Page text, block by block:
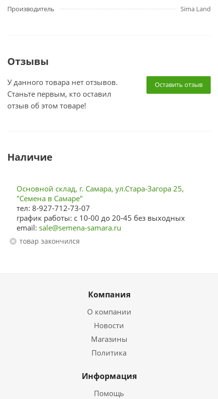
Производитель
Sima Land
Отзывы
Оставить отзыв
У данного товара нет отзывов.
Станьте первым, кто оставил
отзыв об этом товаре!
Наличие
Основной склад, г. Самара, ул.Стара-Загора 25,
"Семена в Самаре"
тел: 8-927-712-73-07
график работы: с 10-00 до 20-45 без выходных
email: sale@semena-samara.ru
Товар закончился
Компания
О компании
Новости
Магазины
Политика
Информация
Помощь